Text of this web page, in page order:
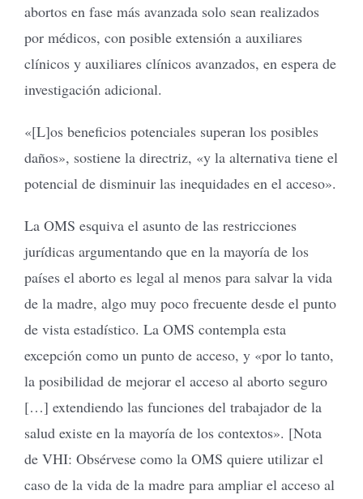
abortos en fase más avanzada solo sean realizados
por médicos, con posible extensión a auxiliares
clínicos y auxiliares clínicos avanzados, en espera de
investigación adicional.
«[L]os beneficios potenciales superan los posibles
daños», sostiene la directriz, «y la alternativa tiene el
potencial de disminuir las inequidades en el acceso».
La OMS esquiva el asunto de las restricciones
jurídicas argumentando que en la mayoría de los
países el aborto es legal al menos para salvar la vida
de la madre, algo muy poco frecuente desde el punto
de vista estadístico. La OMS contempla esta
excepción como un punto de acceso, y «por lo tanto,
la posibilidad de mejorar el acceso al aborto seguro
[…] extendiendo las funciones del trabajador de la
salud existe en la mayoría de los contextos». [Nota
de VHI: Obsérvese como la OMS quiere utilizar el
caso de la vida de la madre para ampliar el acceso al